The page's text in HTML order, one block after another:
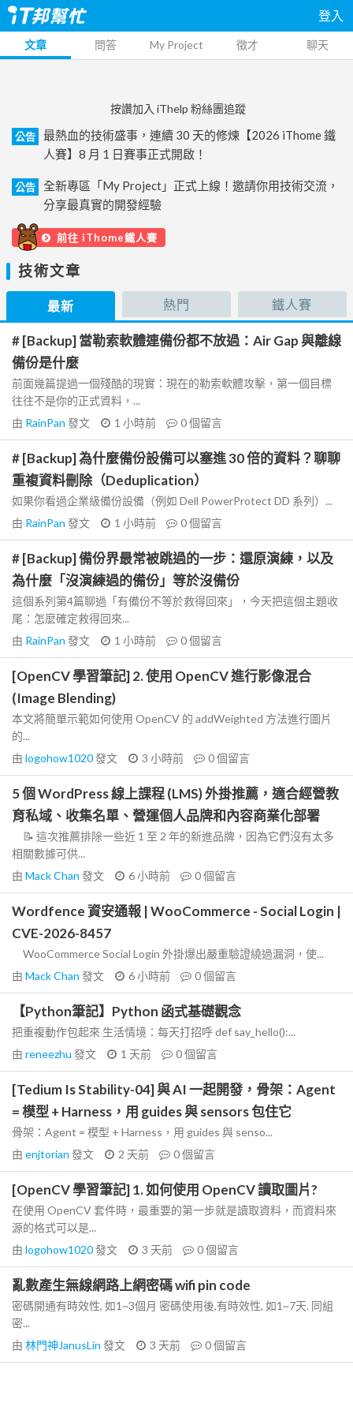
登入
文章 問答 My Project 徵才 聊天
按讚加入 iThelp 粉絲團追蹤
公告
最熱血的技術盛事，連續 30 天的修煉【2026 iThome 鐵
人賽】8 月 1 日賽事正式開啟！
公告
全新專區「My Project」正式上線！邀請你用技術交流，
分享最真實的開發經驗
前往 iThome鐵人賽
技術文章
最新 熱門 鐵人賽
# [Backup] 當勒索軟體連備份都不放過：Air Gap 與離線
備份是什麼
前面幾篇提過一個殘酷的現實：現在的勒索軟體攻擊，第一個目標
往往不是你的正式資料，...
由 RainPan 發文 1 小時前 0個留言
# [Backup] 為什麼備份設備可以塞進 30 倍的資料？聊聊
重複資料刪除（Deduplication）
如果你看過企業級備份設備（例如 Dell PowerProtect DD 系列）...
由 RainPan 發文 1 小時前 0個留言
# [Backup] 備份界最常被跳過的一步：還原演練，以及
為什麼「沒演練過的備份」等於沒備份
這個系列第4篇聊過「有備份不等於救得回來」，今天把這個主題收
尾：怎麼確定救得回來...
由 RainPan 發文 1 小時前 0個留言
[OpenCV 學習筆記] 2. 使用 OpenCV 進行影像混合
(Image Blending)
本文將簡單示範如何使用 OpenCV 的 addWeighted 方法進行圖片
的...
由 logohow1020發文 3 小時前 0個留言
5 個 WordPress 線上課程 (LMS) 外掛推薦，適合經營教
育私域、收集名單、營運個人品牌和內容商業化部署
📝 這次推薦排除一些近 1 至 2 年的新進品牌，因為它們沒有太多
相關數據可供...
由 Mack Chan 發文 6 小時前 0個留言
Wordfence 資安通報 | WooCommerce - Social Login |
CVE-2026-8457
WooCommerce Social Login 外掛爆出嚴重驗證繞過漏洞，使...
由 Mack Chan 發文 6 小時前 0個留言
【Python筆記】Python 函式基礎觀念
把重複動作包起來 生活情境：每天打招呼 def say_hello():...
由 reneezhu 發文 1 天前 0個留言
[Tedium Is Stability-04] 與 AI 一起開發，骨架：Agent
= 模型 + Harness，用 guides 與 sensors 包住它
骨架：Agent = 模型 + Harness，用 guides 與 senso...
由 enjtorian 發文 2 天前 0個留言
[OpenCV 學習筆記] 1. 如何使用 OpenCV 讀取圖片?
在使用 OpenCV 套件時，最重要的第一步就是讀取資料，而資料來
源的格式可以是...
由 logohow1020發文 3 天前 0個留言
亂數產生無線網路上網密碼 wifi pin code
密碼開通有時效性, 如1~3個月 密碼使用後,有時效性, 如1~7天. 同組
密...
由 林門神JanusLin 發文 3 天前 0個留言